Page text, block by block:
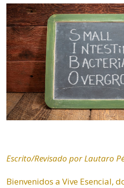
Escrito/Revisado por Lautaro
Bienvenidos a Vive Esencial,